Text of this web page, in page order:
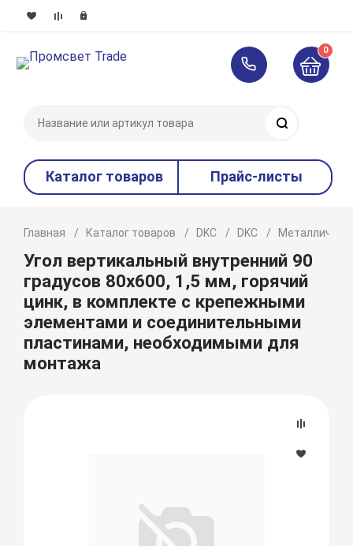
0
Каталог товаров Прайс-листы
Главная Каталог товаров DKC DKC
Угол вертикальный внутренний 90
градусов 80х600, 1,5 мм, горячий
цинк, в комплекте с крепежными
элементами и соединительными
пластинами, необходимыми для
монтажа